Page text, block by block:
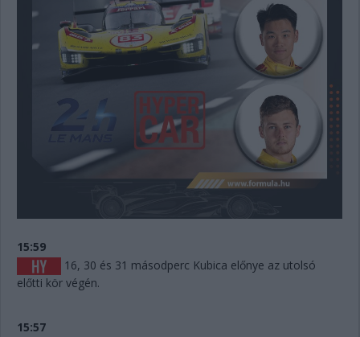
15:59
16, 30 és 31 másodperc Kubica előnye az utolsó
előtti kör végén.
15:57